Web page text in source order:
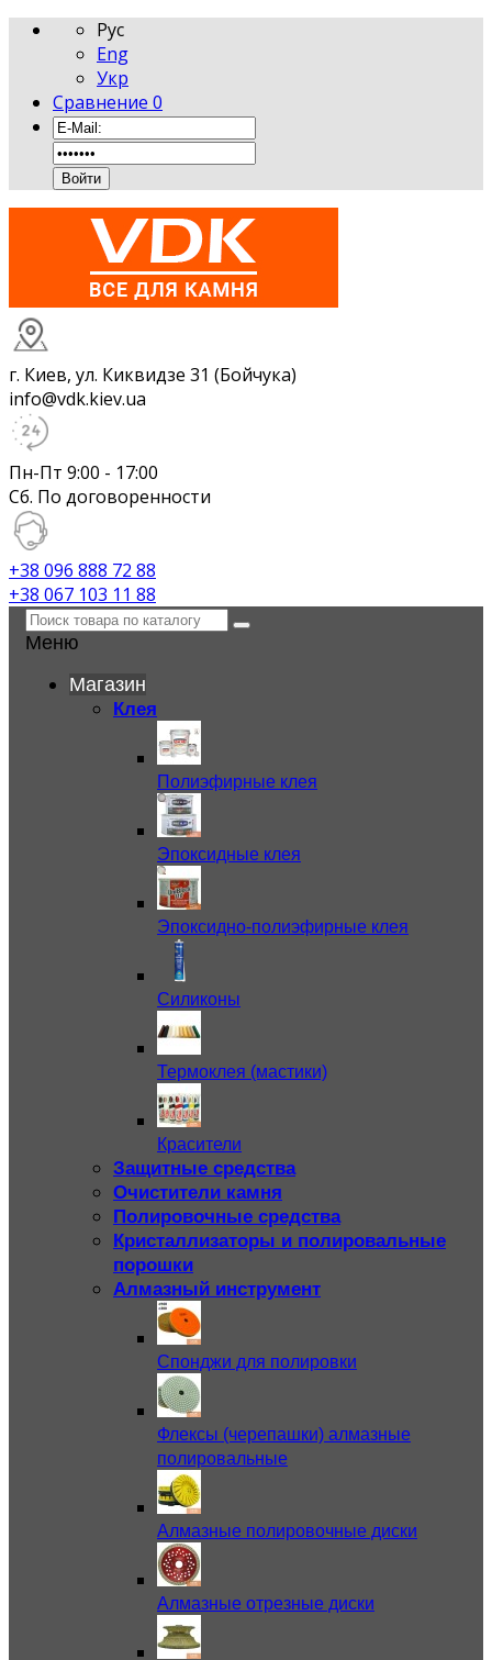
Рус
Eng
Укр
Сравнение 0
г. Киев, ул. Киквидзе 31 (Бойчука)
info@vdk.kiev.ua
Пн-Пт 9:00 - 17:00
Сб. По договоренности
+38 096 888 72 88
+38 067 103 11 88
Меню
Магазин
Клея
Полиэфирные клея
Эпоксидные клея
Эпоксидно-полиэфирные клея
Силиконы
Термоклея (мастики)
Красители
Защитные средства
Очистители камня
Полировочные средства
Кристаллизаторы и полировальные
порошки
Алмазный инструмент
Спонджи для полировки
Флексы (черепашки) алмазные
полировальные
Алмазные полировочные диски
Алмазные отрезные диски